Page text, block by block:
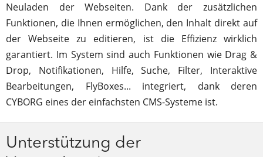
Neuladen der Webseiten. Dank der zusätzlichen
Funktionen, die Ihnen ermöglichen, den Inhalt direkt auf
der Webseite zu editieren, ist die Effizienz wirklich
garantiert. Im System sind auch Funktionen wie Drag &
Drop, Notifikationen, Hilfe, Suche, Filter, Interaktive
Bearbeitungen, FlyBoxes... integriert, dank deren
CYBORG eines der einfachsten CMS-Systeme ist.
Unterstützung der